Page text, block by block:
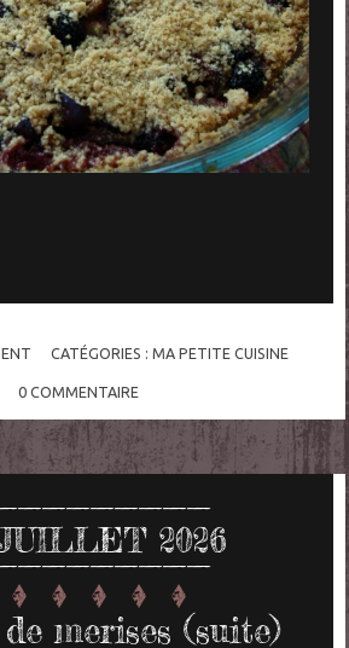
CATÉGORIES : MA PETITE CUISINE
0 COMMENTAIRE
2026
merises (suite)